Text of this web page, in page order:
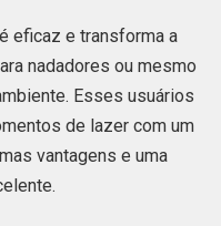
é eficaz e transforma a
nadadores ou mesmo
Esses usuários
de lazer com um
vantagens e uma